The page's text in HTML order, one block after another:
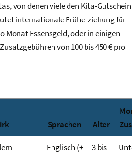
von denen viele den Kita-Gutschein
internationale Früherziehung für
Monat Essensgeld, oder in einigen
von 100 bis 450 € pro
Sprachen Alter
Englisch (+
3 bis